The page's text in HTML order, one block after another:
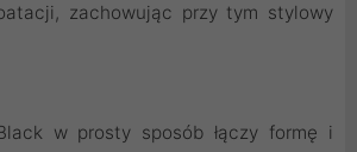
zachowując przy tym stylowy
w prosty sposób łączy formę i